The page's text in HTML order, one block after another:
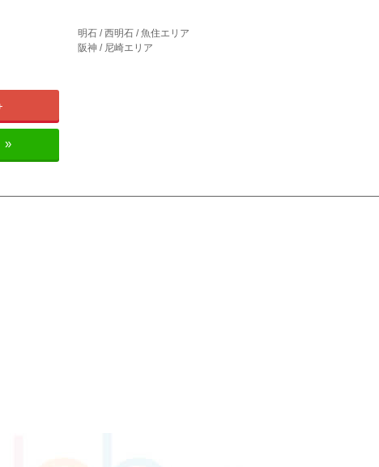
明石 / 西明石 / 魚住エリア
阪神 / 尼崎エリア